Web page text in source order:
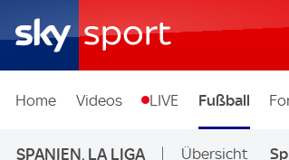
Home Videos LIVE Fußball
SPANIEN, LA LIGA Übersicht